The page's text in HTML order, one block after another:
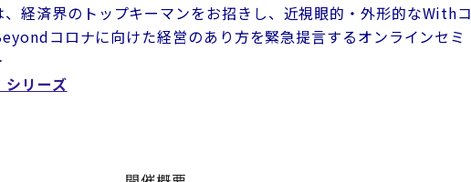
経済界のトップキーマンをお招きし、 近視眼的・外形的なWithコ
コロナに向けた経営のあり方を緊急提言するオンラインセミ
シリーズ